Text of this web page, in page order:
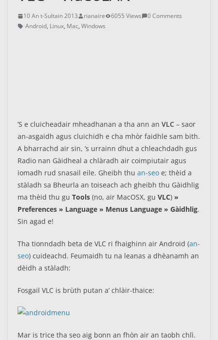
10 An t-Sultain 2013 rianaire 6055 Views
0 Comments
Android, Linux, Mac, Windows
’S e cluicheadair mheadhanan a tha ann an VLC – saor
an-asgaidh agus cluichidh e cha mhòr faidhle sam bith.
A bharrachd air sin, ’s urrainn dhut a chleachdadh gus
Radio nan Gàidheal a chlàradh air coimpiutair agus
iomadh rud snasail eile. Gheibh thu an-seo e; thèid a
stàladh sa Bheurla an toiseach ach gheibh thu Gàidhlig
ma thèid thu gu Tools (no, air MacOSX, gu VLC) »
Preferences » Language » Menus Language » Gàidhlig.
Sin agad e!
Tha tionndadh beta de VLC ri fhaighinn air Android (an-
seo) cuideachd. Feumaidh tu na leanas a dhèanamh an
dèidh a stàladh:
Fosgail VLC is brùth putan a’ chlàir-thaice:
Mar is trice tha seo aig bonn an fhòn air an taobh chlì.